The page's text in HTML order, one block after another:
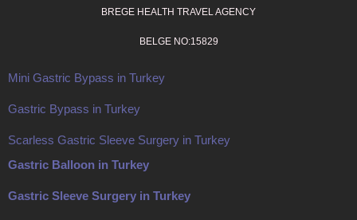
BREGE HEALTH TRAVEL AGENCY
BELGE NO:15829
Mini Gastric Bypass in Turkey
Gastric Bypass in Turkey
Scarless Gastric Sleeve Surgery in Turkey
Gastric Balloon in Turkey
Gastric Sleeve Surgery in Turkey